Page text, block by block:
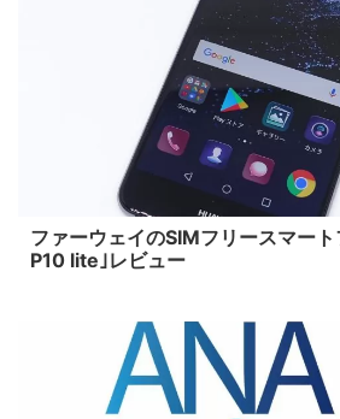
ファーウェイのSIMフリースマー
P10 lite｣レビュー